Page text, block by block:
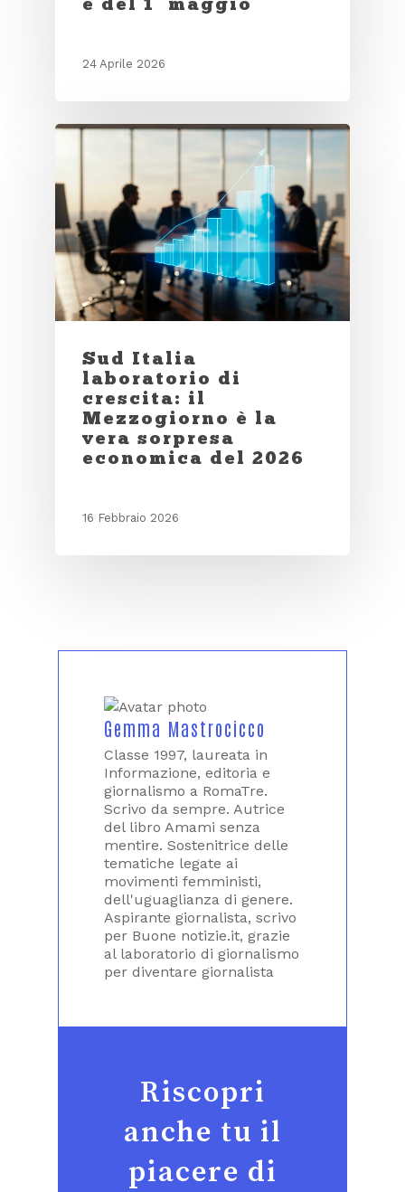
24 Aprile 2026
Sud Italia
laboratorio di
crescita: il
Mezzogiorno è la
vera sorpresa
economica del 2026
16 Febbraio 2026
Gemma Mastrocicco
Classe 1997, laureata in
Informazione, editoria e
giornalismo a RomaTre.
Scrivo da sempre. Autrice
del libro Amami senza
mentire. Sostenitrice delle
tematiche legate ai
movimenti femministi,
dell'uguaglianza di genere.
Aspirante giornalista, scrivo
per Buone notizie.it, grazie
al laboratorio di giornalismo
per diventare giornalista
Riscopri
anche tu il
piacere di